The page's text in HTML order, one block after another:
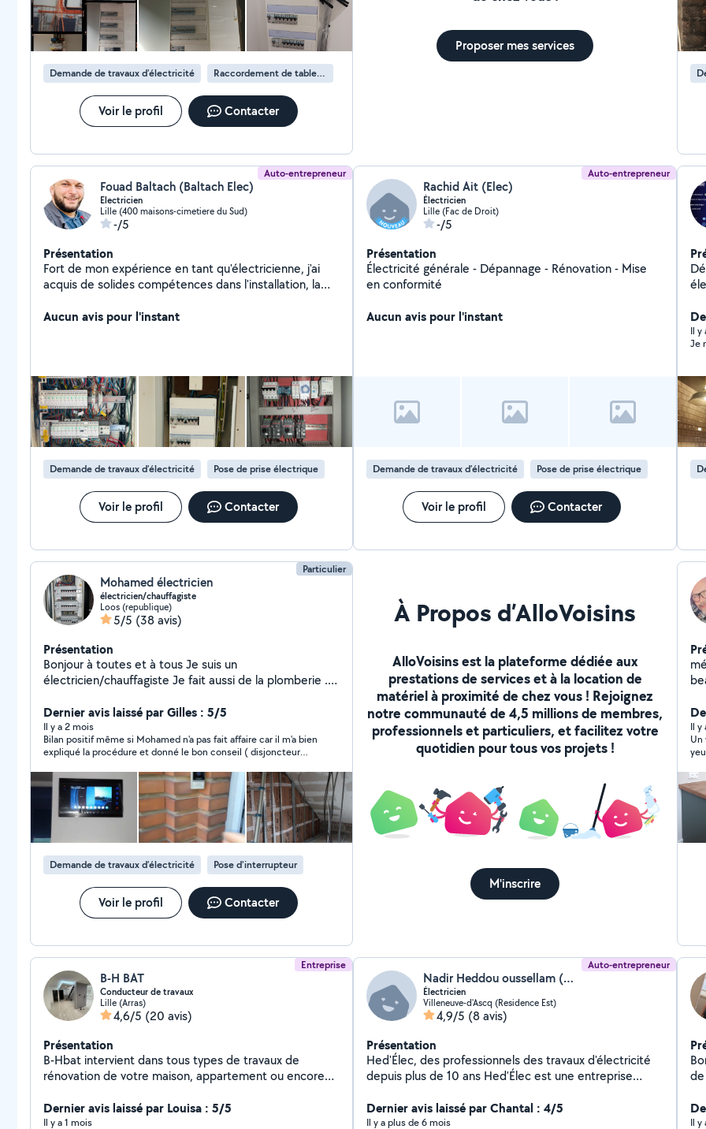
Demande de travaux d’électricité Raccordement de tableau électrique
Voir le profil Contacter
Proposer mes services
Auto-entrepreneur
Fouad Baltach (Baltach Elec)
Electricien
Lille (400 maisons-cimetiere du Sud)
-/5
Présentation
Fort de mon expérience en tant qu'électricienne, j'ai
acquis de solides compétences dans l'installation, la
excellente maîtrise de la lecture de plans électriques
efficacité pour résoudre rapidement les problèmes
électriques.
Aucun avis pour l'instant
Demande de travaux d’électricité Pose de prise électrique
Voir le profil Contacter
Auto-entrepreneur
Rachid Ait (Elec)
Électricien
Lille (Fac de Droit)
-/5
Présentation
Électricité générale - Dépannage - Rénovation - Mise
en conformité
Aucun avis pour l'instant
Demande de travaux d’électricité Pose de prise électrique
Voir le profil Contacter
Il y
Particulier
Mohamed électricien
électricien/chauffagiste
Loos (republique)
5/5 (38 avis)
Présentation
Bonjour à toutes et à tous Je suis un
électricien/chauffagiste Je fait aussi de la plomberie .
électrique ou pour renouveler votre installation et pour
des dépannage de chaudière..... A bientôt
Dernier avis laissé par Gilles : 5/5
Il y a 2 mois
Bilan positif même si Mohamed n'a pas fait affaire car il m'a bien
expliqué la procédure et donné le bon conseil ( disjoncteur
Demande de travaux d’électricité Pose d'interrupteur
Voir le profil Contacter
À Propos d’AlloVoisins
AlloVoisins est la plateforme dédiée aux
prestations de services et à la location de
matériel à proximité de chez vous ! Rejoignez
notre communauté de 4,5 millions de membres,
professionnels et particuliers, et facilitez votre
quotidien pour tous vos projets !
M'inscrire
Il y
Un
Entreprise
B-H BAT
Conducteur de travaux
Lille (Arras)
4,6/5 (20 avis)
Présentation
B-Hbat intervient dans tous types de travaux de
rénovation de votre maison, appartement ou encore
Plâtrerie Isolation Peinture Jointure Revêtement de sol
(Parquet + carrelage) extension maison Maçonnerie
Dernier avis laissé par Louisa : 5/5
Il y a 1 mois
Auto-entrepreneur
Nadir Heddou oussellam (HED'ELEC)
Électricien
Villeneuve-d'Ascq (Residence Est)
4,9/5 (8 avis)
Présentation
Hed'Élec, des professionnels des travaux d'électricité
depuis plus de 10 ans Hed'Élec est une entreprise
département du Nord, en région Hauts-de-France. Le
domaine de l'électricité a toujours été une passion,
Dernier avis laissé par Chantal : 4/5
Il y a plus de 6 mois
de
Il y